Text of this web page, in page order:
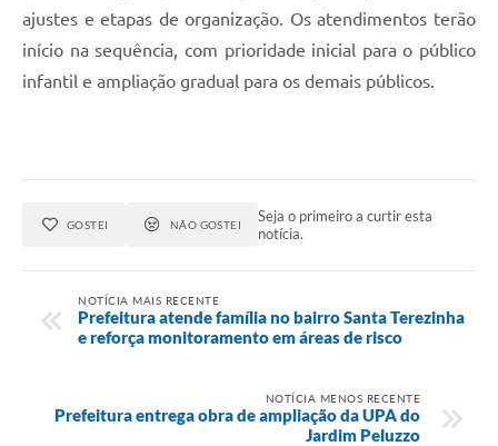
ajustes e etapas de organização. Os atendimentos terão
início na sequência, com prioridade inicial para o público
infantil e ampliação gradual para os demais públicos.
GOSTEI NÃO GOSTEI
Seja o primeiro a curtir esta
notícia.
NOTÍCIA MAIS RECENTE
Prefeitura atende família no bairro Santa Terezinha
e reforça monitoramento em áreas de risco
NOTÍCIA MENOS RECENTE
Prefeitura entrega obra de ampliação da UPA do
Jardim Peluzzo